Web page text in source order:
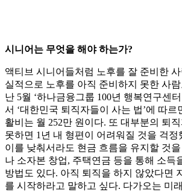
시니어는 무엇을 해야 하는가?
액티브 시니어들처럼 노후를 잘 준비한
실적으로 노후를 아직 준비하지 못한 사람
난 5월 ‘하나금융그룹 100년 행복연구센
서 ‘대한민국 퇴직자들이 사는 법’에 따르
활비는 월 252만 원이다. 또 대부분의 퇴
못하면 1년 내 형편이 어려워질 것을 걱정
이를 낮춰서라도 현금 흐름을 유지할 것을
나 소자본 창업, 주택연금 등을 통해 소득
방법도 있다. 아직 퇴직을 하지 않았다면
를 시작하라고 말하고 싶다. 다가오는 미